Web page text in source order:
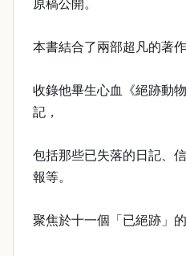
原稿公開。
本書結合了兩部超凡的著作
收錄他畢生心血《絕跡動
記，
包括那些已失落的日記、
報等。
聚焦於十一個「已絕跡」